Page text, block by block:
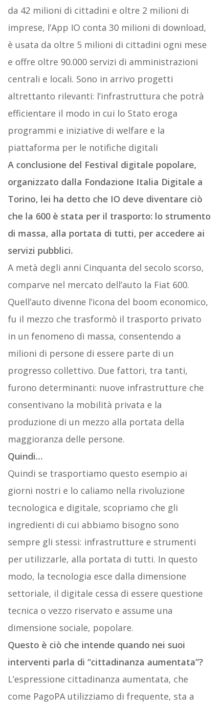
da 42 milioni di cittadini e oltre 2 milioni di
imprese, l’App IO conta 30 milioni di download,
è usata da oltre 5 milioni di cittadini ogni mese
e offre oltre 90.000 servizi di amministrazioni
centrali e locali. ​Sono in arrivo progetti
altrettanto rilevanti: l’infrastruttura che potrà
efficientare il modo in cui lo Stato eroga
programmi e iniziative di welfare e la
piattaforma per le notifiche digitali
A conclusione del Festival digitale popolare,
organizzato dalla Fondazione Italia Digitale a
Torino, lei ha detto che IO deve diventare ciò
che la 600 è stata per il trasporto: lo strumento
di massa, alla portata di tutti, per accedere ai
servizi pubblici.
A metà degli anni Cinquanta del secolo scorso,
comparve nel mercato dell’auto la Fiat 600.
Quell’auto divenne l’icona del boom economico,
fu il mezzo che trasformò il trasporto privato
in un fenomeno di massa, consentendo a
milioni di persone di essere parte di un
progresso collettivo. Due fattori, tra tanti,
furono determinanti: nuove infrastrutture che
consentivano la mobilità privata e la
produzione di un mezzo alla portata della
maggioranza delle persone.
Quindi…
Quindi se trasportiamo questo esempio ai
giorni nostri e lo caliamo nella rivoluzione
tecnologica e digitale, scopriamo che gli
ingredienti di cui abbiamo bisogno sono
sempre gli stessi: infrastrutture e strumenti
per utilizzarle, alla portata di tutti. In questo
modo, la tecnologia esce dalla dimensione
settoriale, il digitale cessa di essere questione
tecnica o vezzo riservato e assume una
dimensione sociale, popolare.
Questo è ciò che intende quando nei suoi
interventi parla di “cittadinanza aumentata”?
L’espressione cittadinanza aumentata, che
come PagoPA utilizziamo di frequente, sta a